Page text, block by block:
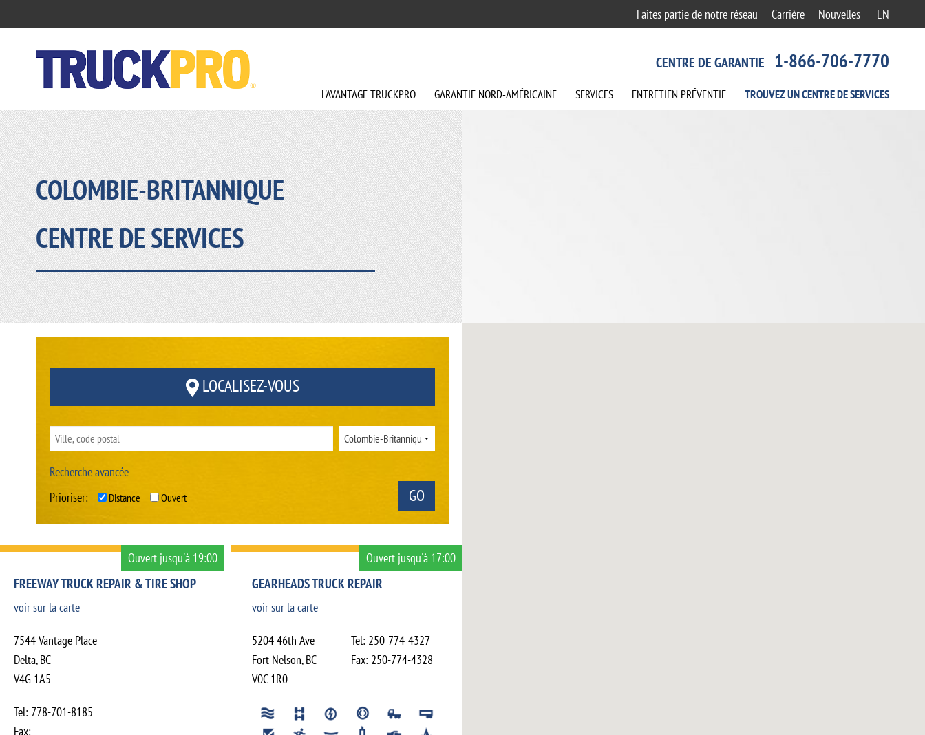
Faites partie de notre réseau Carrière Nouvelles EN
CENTRE DE GARANTIE 1-866-706-7770
L'AVANTAGETRUCKPRO GARANTIE NORD-AMÉRICAINE SERVICES ENTRETIEN PRÉVENTIF TROUVEZ UN CENTREDE SERVICES
COLOMBIE-BRITANNIQUE
CENTRE DE SERVICES
LOCALISEZ-VOUS
Recherche avancée
Prioriser:
Distance Ouvert
Ouvert jusqu'à 19:00
FREEWAY TRUCK REPAIR & TIRE SHOP
voir sur la carte
7544 Vantage Place
Delta,BC
V4G 1A5
Tel: 778-701-8185
Fax:
Ouvert jusqu'à 17:00
GEARHEADS TRUCK REPAIR
voir sur la carte
5204 46th Ave
Fort Nelson,BC
V0C 1R0
Tel: 250-774-4327
Fax: 250-774-4328